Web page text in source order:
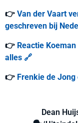
👉 Van der Vaart
geschreven bij
👉 Reactie
alles 🔗
👉 Frenkie de
Dean